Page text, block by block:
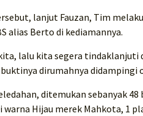
lanjut Fauzan, Tim
alias Berto di kediamannya.
lalu kita segera tindaklanjuti
dirumahnya didampingi
ditemukan sebanyak
Hijau merek Mahkota, 1